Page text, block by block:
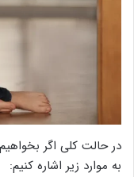
در حالت کلی اگر بخواهیم
به موارد زیر اشاره کنیم: